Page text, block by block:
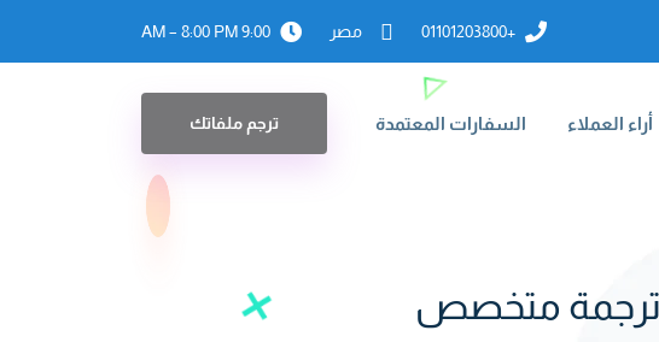
+01101203800 مصر 9:00 AM – 8:00 PM
أراء العملاء السفارات المعتمدة ترجم ملفاتك